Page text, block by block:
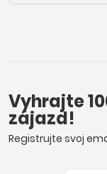
Vyhrajte
zájazd!
Registrujte svoj